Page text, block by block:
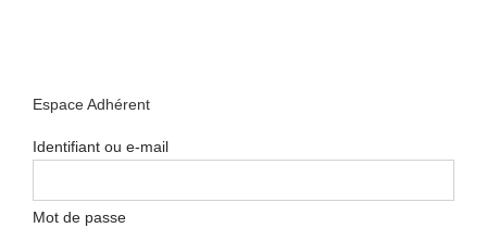
Espace Adhérent
Identifiant ou e-mail
Mot de passe